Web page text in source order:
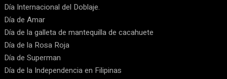
Día Internacional del Doblaje.
Día de Amar
Día de la galleta de mantequilla de cacahuete
Día de la Rosa Roja
Día de Superman
Día de la Independencia en Filipinas